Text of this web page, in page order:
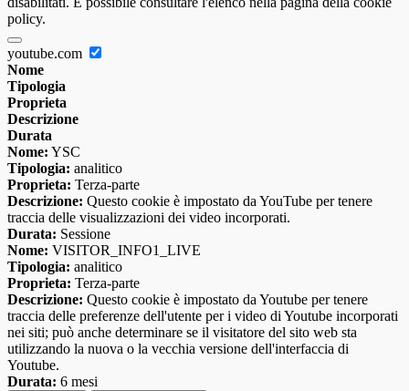
policy.
youtube.com
Nome
Tipologia
Proprieta
Descrizione
Durata
Nome: YSC
Tipologia: analitico
Proprieta: Terza-parte
Descrizione: Questo cookie è impostato da YouTube per tenere
traccia delle visualizzazioni dei video incorporati.
Durata: Sessione
Nome: VISITOR_INFO1_LIVE
Tipologia: analitico
Proprieta: Terza-parte
Descrizione: Questo cookie è impostato da Youtube per tenere
traccia delle preferenze dell'utente per i video di Youtube incorporati
nei siti; può anche determinare se il visitatore del sito web sta
utilizzando la nuova o la vecchia versione dell'interfaccia di
Youtube.
Durata: 6 mesi